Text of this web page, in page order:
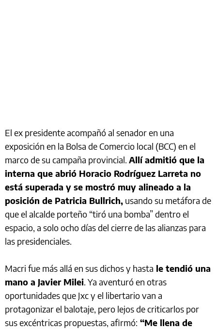
El ex presidente acompañó al senador en una
exposición en la Bolsa de Comercio local (BCC) en el
marco de su campaña provincial. Allí admitió que la
interna que abrió Horacio Rodríguez Larreta no
está superada y se mostró muy alineado a la
posición de Patricia Bullrich, usando su metáfora de
que el alcalde porteño “tiró una bomba” dentro el
espacio, a solo ocho días del cierre de las alianzas para
las presidenciales.
Macri fue más allá en sus dichos y hasta le tendió una
mano a Javier Milei. Ya aventuró en otras
oportunidades que Jxc y el libertario van a
protagonizar el balotaje, pero lejos de criticarlos por
sus excéntricas propuestas, afirmó: “Me llena de